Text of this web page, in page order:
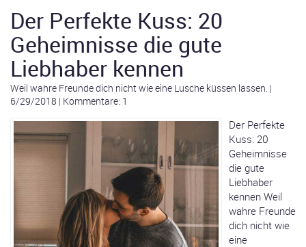
Der Perfekte Kuss: 20
Geheimnisse die gute
Liebhaber kennen
Weil wahre Freunde dich nicht wie eine Lusche küssen lassen. |
6/29/2018 | Kommentare: 1
Der Perfekte
Kuss: 20
Geheimnisse
die gute
Liebhaber
kennen Weil
wahre Freunde
dich nicht wie
eine